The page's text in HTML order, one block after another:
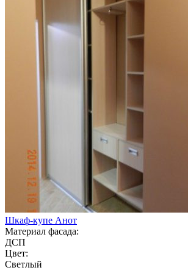
Шкаф-купе Анот
Материал фасада:
ДСП
Цвет:
Светлый